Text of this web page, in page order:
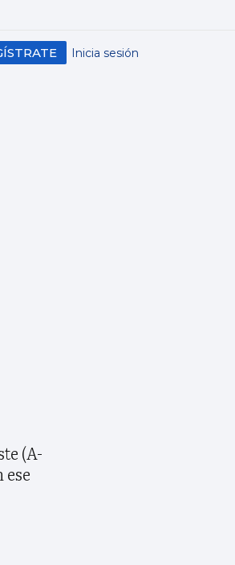
Inicia sesión
(A-